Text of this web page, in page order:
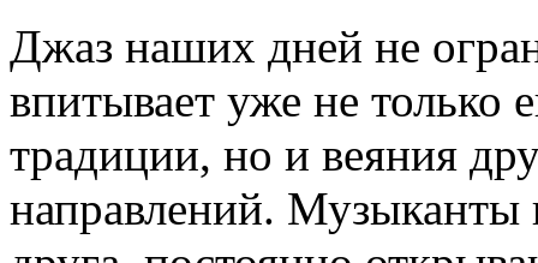
Джаз наших дней не
впитывает уже не только
традиции, но и веяния
направлений. Музыканты